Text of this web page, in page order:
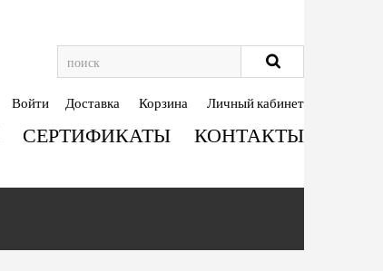
Войти Доставка Корзина Личный кабинет
СЕРТИФИКАТЫ КОНТАКТЫ